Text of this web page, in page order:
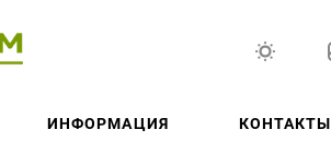
ИНФОРМАЦИЯ КОНТАКТЫ